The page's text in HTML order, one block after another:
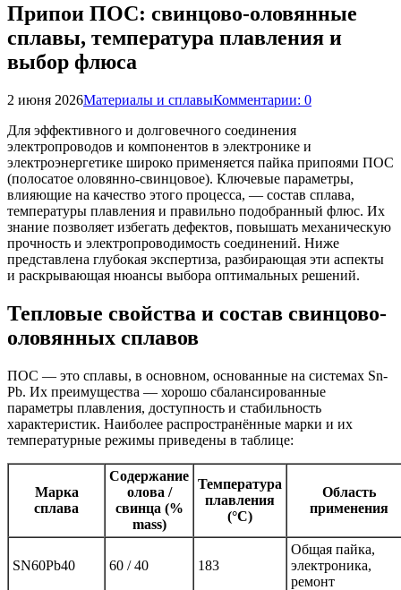
Припои ПОС: свинцово-оловянные
сплавы, температура плавления и
выбор флюса
2 июня 2026Материалы и сплавыКомментарии: 0
Для эффективного и долговечного соединения
электропроводов и компонентов в электронике и
электроэнергетике широко применяется пайка припоями ПОС
(полосатое оловянно-свинцовое). Ключевые параметры,
влияющие на качество этого процесса, — состав сплава,
температуры плавления и правильно подобранный флюс. Их
знание позволяет избегать дефектов, повышать механическую
прочность и электропроводимость соединений. Ниже
представлена глубокая экспертиза, разбирающая эти аспекты
и раскрывающая нюансы выбора оптимальных решений.
Тепловые свойства и состав свинцово-
оловянных сплавов
ПОС — это сплавы, в основном, основанные на системах Sn-
Pb. Их преимущества — хорошо сбалансированные
параметры плавления, доступность и стабильность
характеристик. Наиболее распространённые марки и их
температурные режимы приведены в таблице:
Марка
сплава
Содержание
олова /
свинца (%
mass)
Температура
плавления
(°C)
Область
применения
SN60Pb40 60 / 40 183
Общая пайка,
электроника,
ремонт